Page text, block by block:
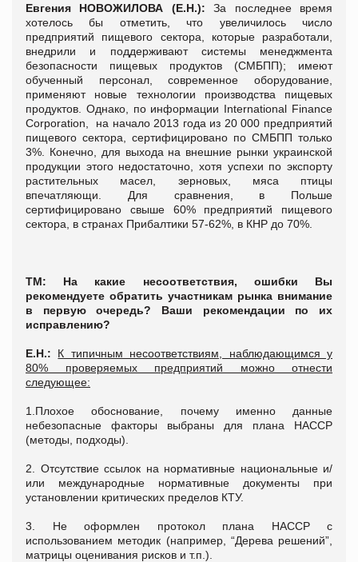
Евгения НОВОЖИЛОВА (Е.Н.):За последнее время
хотелось бы отметить, что увеличилось число
предприятий пищевого сектора, которые разработали,
внедрили и поддерживают системы менеджмента
безопасности пищевых продуктов (СМБПП); имеют
обученный персонал, современное оборудование,
применяют новые технологии производства пищевых
продуктов. Однако, по информации International Finance
Corporation, на начало 2013 года из 20 000 предприятий
пищевого сектора, сертифицировано по СМБПП только
3%. Конечно, для выхода на внешние рынки украинской
продукции этого недостаточно, хотя успехи по экспорту
растительных масел, зерновых, мяса птицы
впечатляющи. Для сравнения, в Польше
сертифицировано свыше 60% предприятий пищевого
сектора, в странах Прибалтики 57-62%, в КНР до 70%.
ТМ: На какие несоответствия, ошибки Вы
рекомендуете обратить участникам рынка внимание
в первую очередь? Ваши рекомендации по их
исправлению?
Е.Н.: К типичным несоответствиям, наблюдающимся у
80% проверяемых предприятий можно отнести
следующее:
1.Плохое обоснование, почему именно данные
небезопасные факторы выбраны для плана НАССР
(методы, подходы).
2. Отсутствие ссылок на нормативные национальные и/
или международные нормативные документы при
установлении критических пределов КТУ.
3. Не оформлен протокол плана НАССР с
использованием методик (например, “Дерева решений”,
матрицы оценивания рисков и т.п.).